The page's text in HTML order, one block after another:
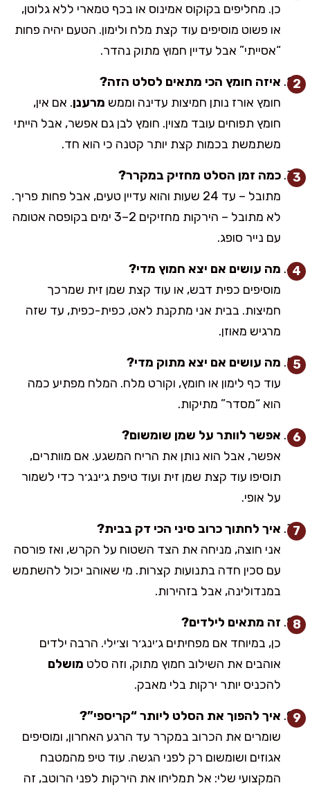
כן. מחליפים בקוקוס אמינוס או בכף טמארי ללא גלוטן,
או פשוט מוסיפים עוד קצת מלח ולימון. הטעם יהיה פחות
“אסייתי” אבל עדיין חמוץ מתוק נהדר.
איזה חומץ הכי מתאים לסלט הזה?
חומץ אורז נותן חמיצות עדינה וממש מרענן. אם אין,
חומץ תפוחים עובד מצוין. חומץ לבן גם אפשר, אבל הייתי
משתמשת בכמות קצת יותר קטנה כי הוא חד.
כמה זמן הסלט מחזיק במקרר?
מתובל – עד 24 שעות והוא עדיין טעים, אבל פחות פריך.
לא מתובל – הירקות מחזיקים 2–3 ימים בקופסה אטומה
עם נייר סופג.
מה עושים אם יצא חמוץ מדי?
מוסיפים כפית דבש, או עוד קצת שמן זית שמרכך
חמיצות. בבית אני מתקנת לאט, כפית-כפית, עד שזה
מרגיש מאוזן.
מה עושים אם יצא מתוק מדי?
עוד כף לימון או חומץ, וקורט מלח. המלח מפתיע כמה
הוא “מסדר” מתיקות.
אפשר לוותר על שמן שומשום?
אפשר, אבל הוא נותן את הריח המשגע. אם מוותרים,
תוסיפו עוד קצת שמן זית ועוד טיפת ג׳ינג׳ר כדי לשמור
על אופי.
איך לחתוך כרוב סיני הכי דק בבית?
אני חוצה, מניחה את הצד השטוח על הקרש, ואז פורסה
עם סכין חדה בתנועות קצרות. מי שאוהב יכול להשתמש
במנדולינה, אבל בזהירות.
זה מתאים לילדים?
כן, במיוחד אם מפחיתים ג׳ינג׳ר וצ׳ילי. הרבה ילדים
אוהבים את השילוב חמוץ מתוק, וזה סלט מושלם
להכניס יותר ירקות בלי מאבק.
איך להפוך את הסלט ליותר “קריספי”?
שומרים את הכרוב במקרר עד הרגע האחרון, ומוסיפים
אגוזים ושומשום רק לפני הגשה. עוד טיפ מהמטבח
המקצועי שלי: אל תמליחו את הירקות לפני הרוטב, זה